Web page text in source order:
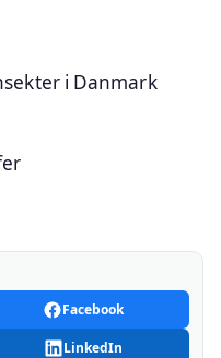
i Danmark
Facebook
LinkedIn